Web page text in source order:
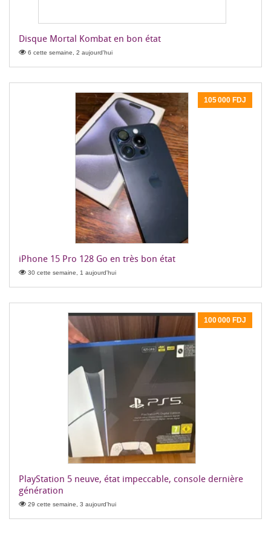
Disque Mortal Kombat en bon état
6 cette semaine, 2 aujourd'hui
105 000 FDJ
iPhone 15 Pro 128 Go en très bon état
30 cette semaine, 1 aujourd'hui
100 000 FDJ
PlayStation 5 neuve, état impeccable, console dernière
génération
29 cette semaine, 3 aujourd'hui